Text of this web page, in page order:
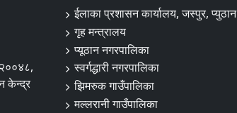
केन्द्र
ईलाका प्रशासन कार्यालय, जस्पुर, प्युठान
गृह मन्त्रालय
प्यूठान नगरपालिका
स्वर्गद्धारी नगरपालिका
झिमरुक गाउँपालिका
मल्लरानी गाउँपालिका